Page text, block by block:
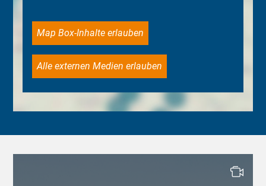
Map Box-Inhalte erlauben
Alle externen Medien erlauben